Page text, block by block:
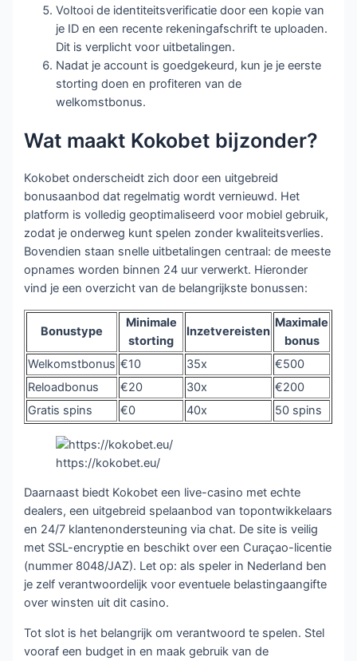
Voltooi de identiteitsverificatie door een kopie van
je ID en een recente rekeningafschrift te uploaden.
Dit is verplicht voor uitbetalingen.
Nadat je account is goedgekeurd, kun je je eerste
storting doen en profiteren van de
welkomstbonus.
Wat maakt Kokobet bijzonder?
Kokobet onderscheidt zich door een uitgebreid
bonusaanbod dat regelmatig wordt vernieuwd. Het
platform is volledig geoptimaliseerd voor mobiel gebruik,
zodat je onderweg kunt spelen zonder kwaliteitsverlies.
Bovendien staan snelle uitbetalingen centraal: de meeste
opnames worden binnen 24 uur verwerkt. Hieronder
vind je een overzicht van de belangrijkste bonussen:
Bonustype
Minimale
storting
Inzetvereisten
Maximale
bonus
Welkomstbonus €10 35x
€500
Reloadbonus
€20 30x
€200
Gratis spins
€0 40x 50 spins
https://kokobet.eu/
Daarnaast biedt Kokobet een live-casino met echte
dealers, een uitgebreid spelaanbod van topontwikkelaars
en 24/7 klantenondersteuning via chat. De site is veilig
met SSL-encryptie en beschikt over een Curaçao-licentie
(nummer 8048/JAZ). Let op: als speler in Nederland ben
je zelf verantwoordelijk voor eventuele belastingaangifte
over winsten uit dit casino.
Tot slot is het belangrijk om verantwoord te spelen. Stel
vooraf een budget in en maak gebruik van de